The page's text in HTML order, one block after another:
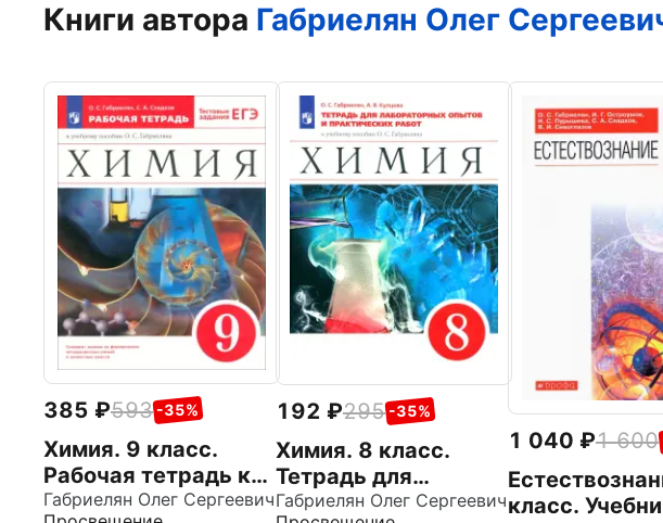
Книги автора Габриелян Олег
385 593 -35%
Химия. 9 класс.
Рабочая тетрадь к
учебному пособию
Габриелян Олег Сергеевич
192 295 -35%
Химия. 8 класс.
Тетрадь для
лабораторных
Габриелян Олег Сергеевич
1 040 1 600
класс.